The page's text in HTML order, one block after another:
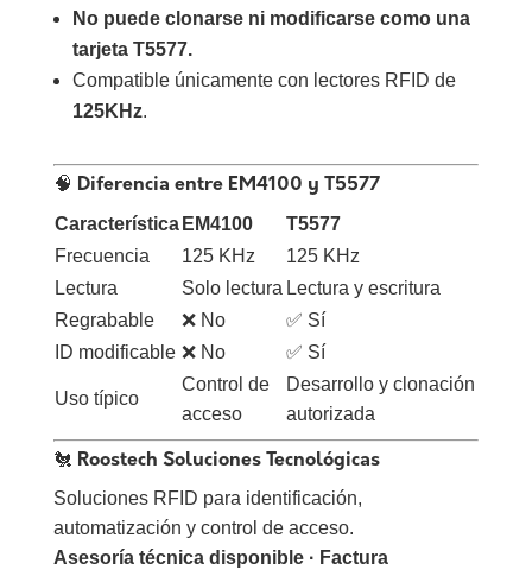
No puede clonarse ni modificarse como una
tarjeta T5577.
Compatible únicamente con lectores RFID de
125KHz.
🧠 Diferencia entre EM4100 y T5577
Característica EM4100
T5577
Frecuencia
125 KHz
125 KHz
Lectura
Solo lectura Lectura y escritura
Regrabable
❌ No
✅ Sí
ID modificable ❌ No ✅ Sí
Uso típico
Control de
acceso
Desarrollo y clonación
autorizada
🐔 Roostech Soluciones Tecnológicas
Soluciones RFID para identificación,
automatización y control de acceso.
Asesoría técnica disponible · Factura